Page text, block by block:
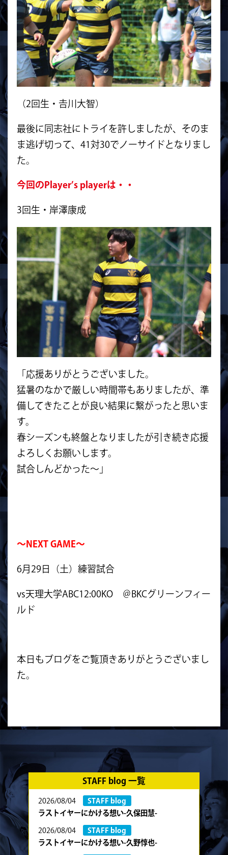
（2回生・𠮷川大智）
最後に同志社にトライを許しましたが、そのま
ま逃げ切って、41対30でノーサイドとなりまし
た。
今回のPlayer’s playerは・・
3回生・岸澤康成
「応援ありがとうございました。
猛暑のなかで厳しい時間帯もありましたが、準
備してきたことが良い結果に繋がったと思いま
す。
春シーズンも終盤となりましたが引き続き応援
よろしくお願いします。
試合しんどかった〜」
～NEXT GAME～
6月29日（土）練習試合
vs天理大学ABC12:00KO ＠BKCグリーンフィー
ルド
本日もブログをご覧頂きありがとうございまし
た。
STAFF blog 一覧
2026/08/04
STAFF blog
ラストイヤーにかける想い-久保田慧-
2026/08/04
STAFF blog
ラストイヤーにかける想い-久野惇也-